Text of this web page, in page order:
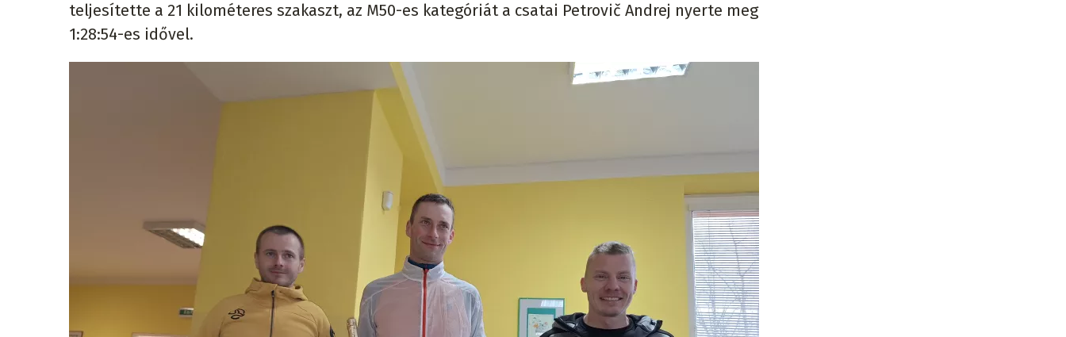
teljesítette a 21 kilométeres szakaszt, az M50-es kategóriát a csatai Petrovič Andrej nyerte meg
1:28:54-es idővel.